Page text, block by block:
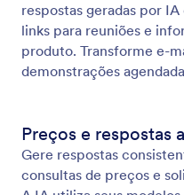
respostas geradas por
links para reuniões e
produto. Transforme e-
demonstrações
Preços e respostas
Gere respostas
consultas de preços e